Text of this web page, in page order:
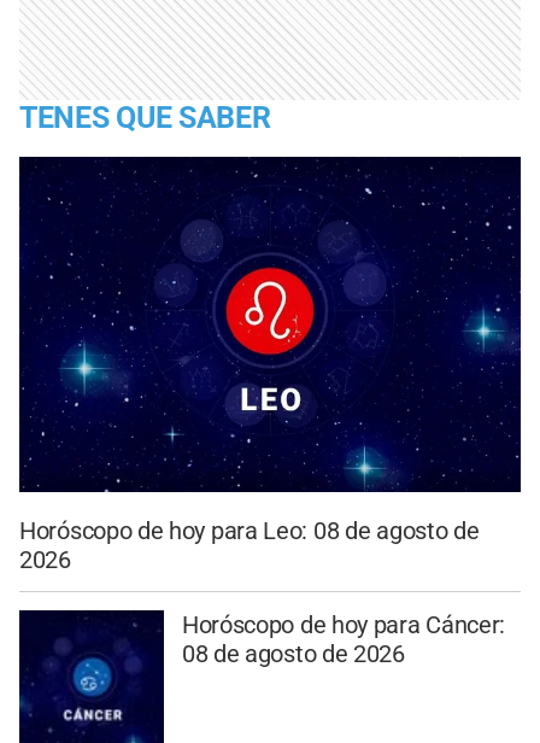
TENES QUE SABER
Horóscopo de hoy para Leo: 08 de agosto de
2026
Horóscopo de hoy para Cáncer:
08 de agosto de 2026